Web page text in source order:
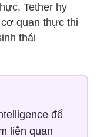
Tether hy
quan thực thi
thái
để
liên quan